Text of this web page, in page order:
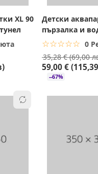
XL 90
Детски
пързалка и
баскетбол
☆☆☆☆☆
★★★★★ 0
35,28 € (69,00
59,00 €
--67%